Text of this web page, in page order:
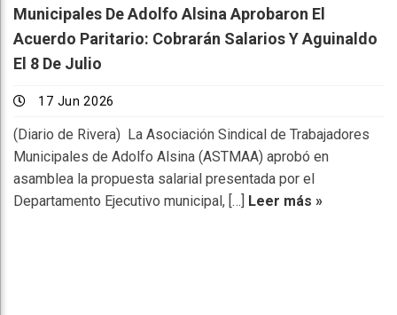
Municipales De Adolfo Alsina Aprobaron El
Acuerdo Paritario: Cobrarán Salarios Y Aguinaldo
El 8 De Julio
17 Jun 2026
(Diario de Rivera) La Asociación Sindical de Trabajadores
Municipales de Adolfo Alsina (ASTMAA) aprobó en
asamblea la propuesta salarial presentada por el
Departamento Ejecutivo municipal, […] Leer más »